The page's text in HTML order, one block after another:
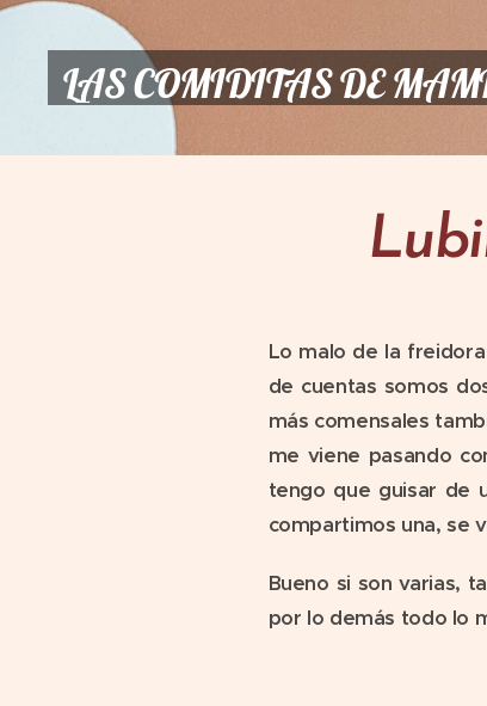
LAS COMIDITAS DE
Lo malo de la
de cuentas somos
más comensales
me viene pasando
tengo que guisar de
compartimos una, se
Bueno si son varias,
por lo demás todo lo